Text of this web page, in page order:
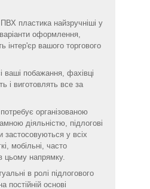
пластика найзручніші у
варіанти оформлення,
інтер'єр вашого торгового
ваші побажання, фахівці
і виготовлять все за
організованою
діяльністю, підлогові
застосовуються у всіх
мобільні, часто
цьому напрямку.
в ролі підлогового
постійній основі